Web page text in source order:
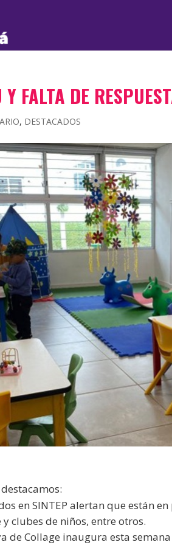
FALTA DE
, DESTACADOS
en SINTEP alertan que están
y clubes de niños, entre otros.
de Collage inaugura esta